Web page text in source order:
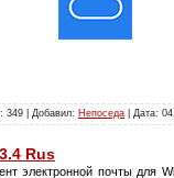
349 | Добавил: Непоседа | Дата:
Rus
электронной почты для